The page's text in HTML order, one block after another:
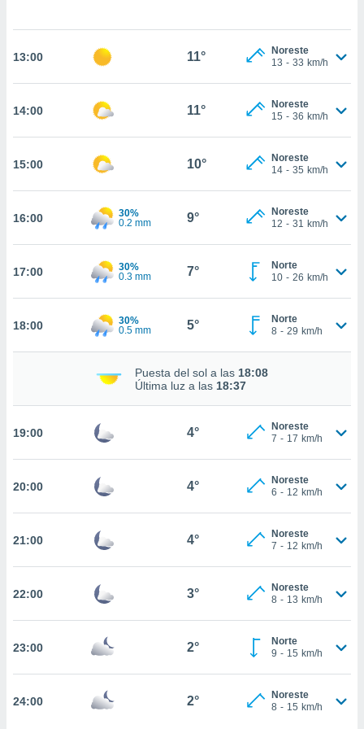
se
o
Puedes
acceder a
únicos
este sitio
de
posible
traten tus
a lo que
13:00 11°
Noreste
13 - 33 km/h
14:00 11°
Noreste
15 - 36 km/h
15:00 10°
Noreste
14 - 35 km/h
16:00
30%
0.2 mm
9°
Noreste
12 - 31 km/h
17:00
30%
0.3 mm
7°
Norte
10 - 26 km/h
18:00
30%
0.5 mm
5°
Norte
8 - 29 km/h
Puesta del sol a las 18:08
Última luz a las 18:37
19:00 4°
Noreste
7 - 17 km/h
20:00 4°
Noreste
6 - 12 km/h
21:00 4°
Noreste
7 - 12 km/h
22:00 3°
Noreste
8 - 13 km/h
23:00 2°
Norte
9 - 15 km/h
24:00 2°
Noreste
8 - 15 km/h